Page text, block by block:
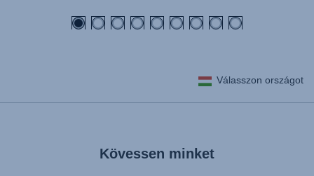
Válasszon országot
Kövessen minket